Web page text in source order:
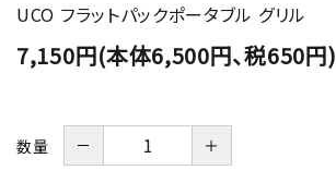
UCO フラットパックポータブル グリル
7,150円(本体6,500円、税650円)
数量 － ＋